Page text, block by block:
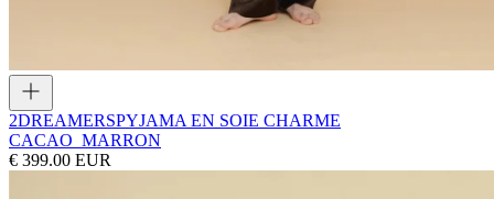
2DREAMERSPYJAMA EN SOIE CHARME
CACAO_MARRON
€ 399.00 EUR